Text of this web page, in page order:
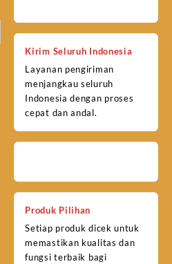
Kirim Seluruh Indonesia
Layanan pengiriman
menjangkau seluruh
Indonesia dengan proses
cepat dan andal.
Produk Pilihan
Setiap produk dicek untuk
memastikan kualitas dan
fungsi terbaik bagi